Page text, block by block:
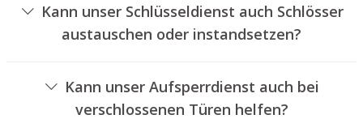
Kann unser Schlüsseldienst auch Schlösser
austauschen oder instandsetzen?
von Schlössern an.
Kann unser Aufsperrdienst auch bei
verschlossenen Türen helfen?